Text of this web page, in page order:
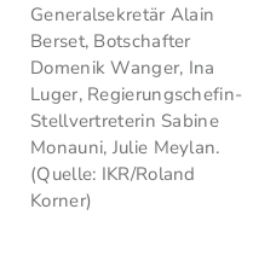
Generalsekretär Alain
Berset, Botschafter
Domenik Wanger, Ina
Luger, Regierungschefin-
Stellvertreterin Sabine
Monauni, Julie Meylan.
(Quelle: IKR/Roland
Korner)